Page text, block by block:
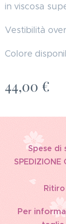
in viscosa
Vestibilità
Colore
44,00 €
Spese di
SPEDIZIONE
Per